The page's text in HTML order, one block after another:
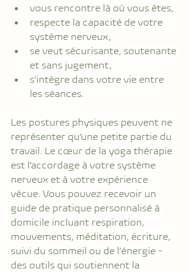
vous rencontre là où vous êtes,
respecte la capacité de votre
système nerveux,
se veut sécurisante, soutenante
et sans jugement,
s’intègre dans votre vie entre
les séances.
Les postures physiques peuvent ne
représenter qu’une petite partie du
travail. Le cœur de la yoga thérapie
est l’accordage à votre système
nerveux et à votre expérience
vécue. Vous pouvez recevoir un
guide de pratique personnalisé à
domicile incluant respiration,
mouvements, méditation, écriture,
suivi du sommeil ou de l’énergie -
des outils qui soutiennent la